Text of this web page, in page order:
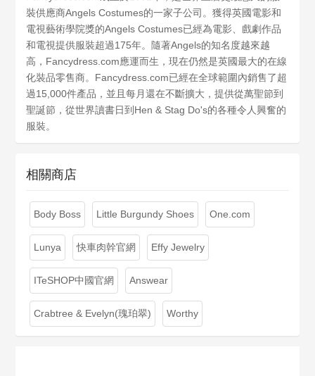
裝供應商Angels Costumes的一家子公司。獲得英國電影和
電視藝術學院獎的Angels Costumes已經為電影、戲劇作品
和電視提供服裝超過175年。隨著Angels的知名度越來越
高，Fancydress.com應運而生，現在仍然是英國最大的在線
化裝品零售商。Fancydress.com已經在全球範圍內銷售了超
過15,000件產品，並且每月還在不斷擴大，提供從萬聖節到
聖誕節，從世界讀書日到Hen & Stag Do's的各種令人興奮的
服裝。
相關商店
Body Boss Little Burgundy Shoes One.com
Lunya 快車肉幹官網 Effy Jewelry
ITeSHOP中國官網 Answear
Crabtree & Evelyn(瑰珀翠) Worthy